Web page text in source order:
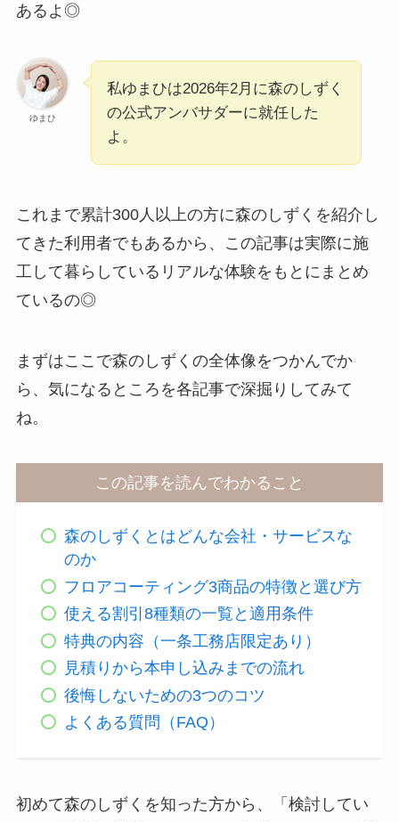
あるよ◎
ゆまひ
私ゆまひは2026年2月に森のしずく
の公式アンバサダーに就任した
よ。
これまで累計300人以上の方に森のしずくを紹介し
てきた利用者でもあるから、この記事は実際に施
工して暮らしているリアルな体験をもとにまとめ
ているの◎
まずはここで森のしずくの全体像をつかんでか
ら、気になるところを各記事で深掘りしてみて
ね。
この記事を読んでわかること
森のしずくとはどんな会社・サービスな
のか
フロアコーティング3商品の特徴と選び方
使える割引8種類の一覧と適用条件
特典の内容（一条工務店限定あり）
見積りから本申し込みまでの流れ
後悔しないための3つのコツ
よくある質問（FAQ）
初めて森のしずくを知った方から、「検討してい